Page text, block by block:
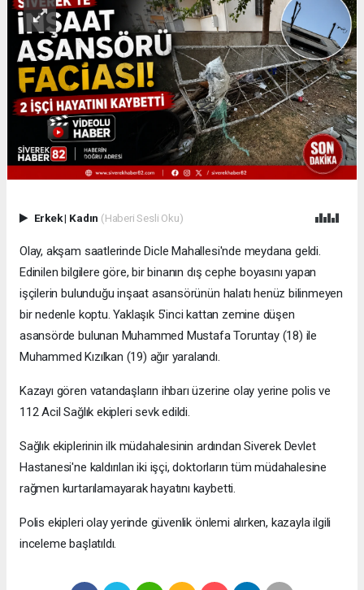
Erkek| Kadın (Haberi Sesli Oku)
Olay, akşam saatlerinde Dicle Mahallesi'nde meydana geldi.
Edinilen bilgilere göre, bir binanın dış cephe boyasını yapan
işçilerin bulunduğu inşaat asansörünün halatı henüz bilinmeyen
bir nedenle koptu. Yaklaşık 5'inci kattan zemine düşen
asansörde bulunan Muhammed Mustafa Toruntay (18) ile
Muhammed Kızılkan (19) ağır yaralandı.
Kazayı gören vatandaşların ihbarı üzerine olay yerine polis ve
112 Acil Sağlık ekipleri sevk edildi.
Sağlık ekiplerinin ilk müdahalesinin ardından Siverek Devlet
Hastanesi'ne kaldırılan iki işçi, doktorların tüm müdahalesine
rağmen kurtarılamayarak hayatını kaybetti.
Polis ekipleri olay yerinde güvenlik önlemi alırken, kazayla ilgili
inceleme başlatıldı.